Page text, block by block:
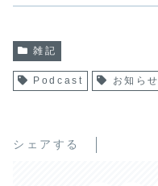
雑記
Podcast お知らせ
シェアする